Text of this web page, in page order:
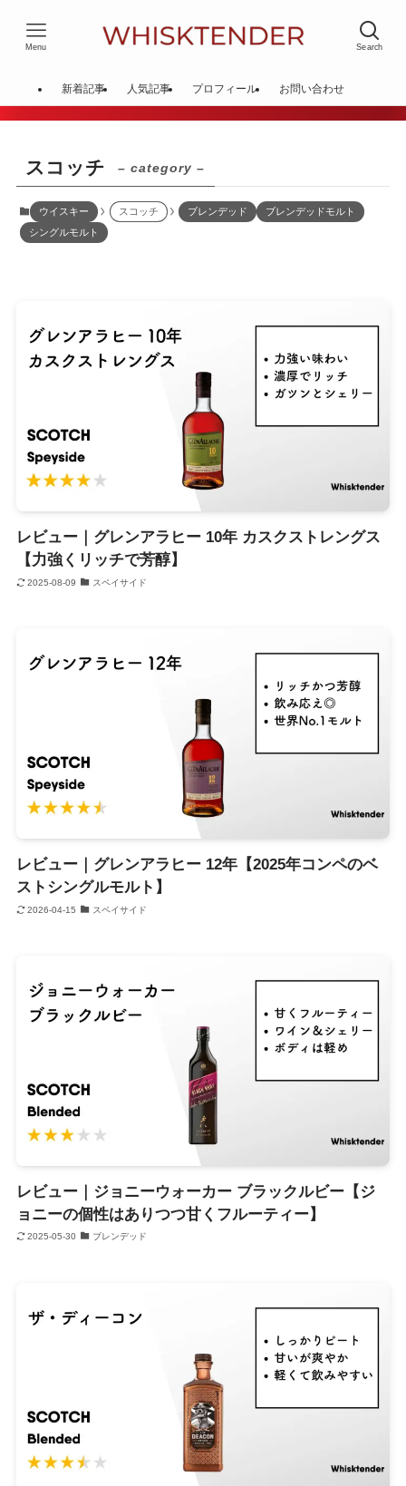
Search
Menu
新着記事 人気記事 プロフィール お問い合わせ
スコッチ – category –
ウイスキー スコッチ ブレンデッド
ブレンデッドモルト
シングルモルト
レビュー｜グレンアラヒー 10年 カスクストレングス
【力強くリッチで芳醇】
2025-08-09 スペイサイド
レビュー｜グレンアラヒー 12年【2025年コンペのベ
ストシングルモルト】
2026-04-15 スペイサイド
レビュー｜ジョニーウォーカー ブラックルビー【ジ
ョニーの個性はありつつ甘くフルーティー】
2025-05-30 ブレンデッド